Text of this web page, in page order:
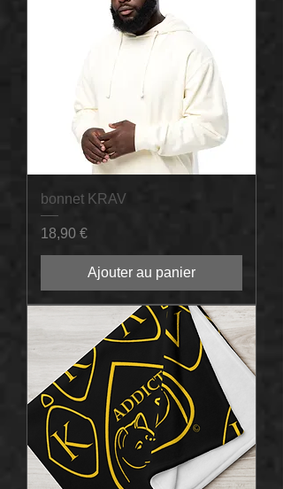
bonnet KRAV
Prix
18,90 €
Ajouter au panier